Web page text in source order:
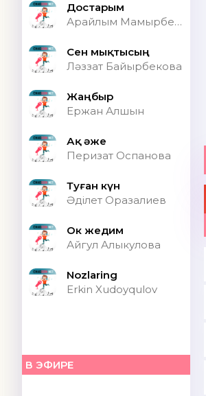
Достарым
Арайлым Мамырбекқызы
Сен мықтысың
Ләззат Байырбекова
Жаңбыр
Ержан Алшын
Ақ әже
Перизат Оспанова
Туған күн
Әділет Оразалиев
Ок жедим
Айгул Алыкулова
Nozlaring
Erkin Xudoyqulov
В ЭФИРЕ